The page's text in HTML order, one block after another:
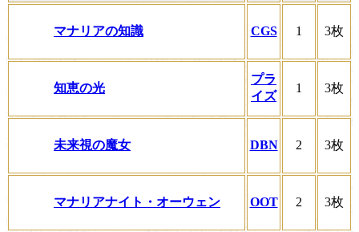
マナリアの知識 CGS 1 3枚
知恵の光
プラ
イズ
1 3枚
未来視の魔女 DBN 2 3枚
マナリアナイト・オーウェン OOT 2 3枚